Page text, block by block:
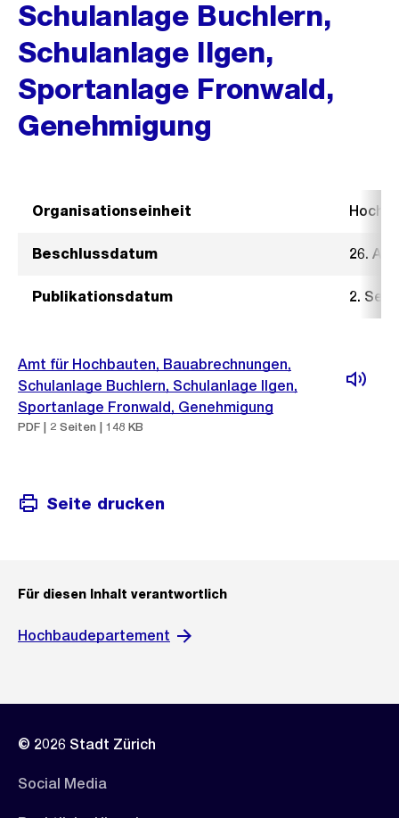
Schulanlage Buchlern,
Schulanlage Ilgen,
Sportanlage Fronwald,
Genehmigung
Organisationseinheit
Beschlussdatum 26.
Publikationsdatum 2.
Amt für Hochbauten, Bauabrechnungen,
Schulanlage Buchlern, Schulanlage Ilgen,
Sportanlage Fronwald, Genehmigung
PDF | 2 Seiten | 148 KB
Seite drucken
Für diesen Inhalt verantwortlich
Hochbaudepartement
© 2026 Stadt Zürich
Social Media